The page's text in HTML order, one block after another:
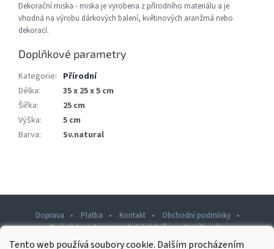
Tento web používá soubory cookie. Dalším procházením
Dekorační miska - miska je vyrobena z přírodního materiálu a je
vhodná na výrobu dárkových balení, květinových aranžmá nebo
dekorací.
Doplňkové parametry
Kategorie: Přírodní
Délka:
35 x 25 x 5 cm
Šířka:
25 cm
Výška:
5 cm
Barva: Sv.natural
Doprava Platba Kontakt
Obchodní podmínky
Podmínky ochrany osobních údajů
Napište nám